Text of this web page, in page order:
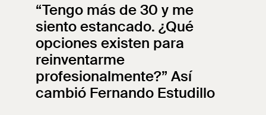
“Tengo más de 30 y me
siento estancado. ¿Qué
opciones existen para
reinventarme
profesionalmente?” Así
cambió Fernando Estudillo